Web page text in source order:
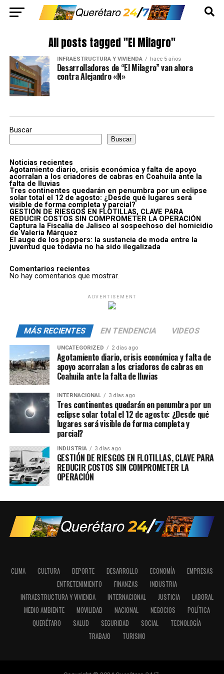
All posts tagged "El Milagro"
INFRAESTRUCTURA Y VIVIENDA hace 5 años
Desarrolladores de “El Milagro” van ahora
contra Alejandro «N»
Buscar
Buscar
Noticias recientes
Agotamiento diario, crisis económica y falta de apoyo
acorralan a los criadores de cabras en Coahuila ante la
falta de lluvias
Tres continentes quedarán en penumbra por un eclipse
solar total el 12 de agosto: ¿Desde qué lugares será
visible de forma completa y parcial?
GESTIÓN DE RIESGOS EN FLOTILLAS, CLAVE PARA
REDUCIR COSTOS SIN COMPROMETER LA OPERACIÓN
Captura la Fiscalía de Jalisco al sospechoso del homicidio
de Valeria Márquez
El auge de los poppers: la sustancia de moda entre la
juventud que todavía no ha sido ilegalizada
Comentarios recientes
No hay comentarios que mostrar.
ADVERTISEMENT
MÁS RECIENTES EN TENDENCIA VIDEOS
UNCATEGORIZED 2 días ago
Agotamiento diario, crisis económica y falta de
apoyo acorralan a los criadores de cabras en
Coahuila ante la falta de lluvias
INTERNACIONAL 3 días ago
Tres continentes quedarán en penumbra por un
eclipse solar total el 12 de agosto: ¿Desde qué
lugares será visible de forma completa y
parcial?
INDUSTRIA 3 días ago
GESTIÓN DE RIESGOS EN FLOTILLAS, CLAVE PARA
REDUCIR COSTOS SIN COMPROMETER LA
OPERACIÓN
CLIMA CULTURA DEPORTE DESARROLLO ECONOMÍA
EMPRESAS
ENTRETENIMIENTO
FINANZAS
INDUSTRIA
INFRAESTRUCTURA Y VIVIENDA
INTERNACIONAL JUSTICIA
LABORAL
MEDIO AMBIENTE
MOVILIDAD NACIONAL NEGOCIOS
POLÍTICA
QUERÉTARO
SALUD SEGURIDAD SOCIAL
TECNOLOGÍA
TRABAJO
TURISMO